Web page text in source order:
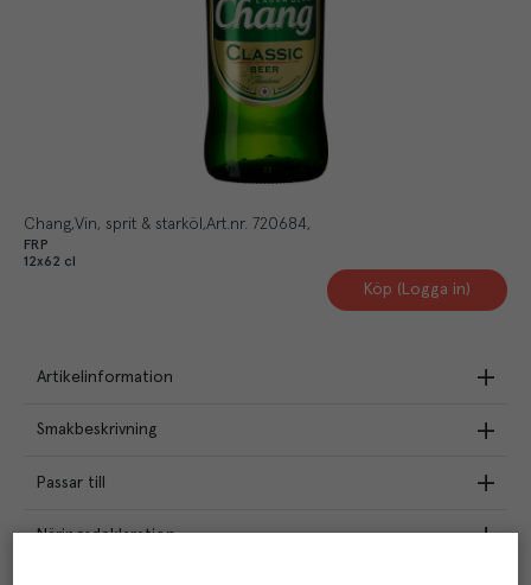
Chang Vin, sprit & starköl Art.nr. 720684
FRP
12x62 cl
Köp (Logga in)
Artikelinformation
Smakbeskrivning
Passar till
Näringsdeklaration